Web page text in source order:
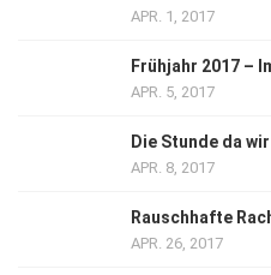
APR. 1, 2017
Frühjahr 2017 –
APR. 5, 2017
Die Stunde da
APR. 8, 2017
Rauschhafte
APR. 26, 2017